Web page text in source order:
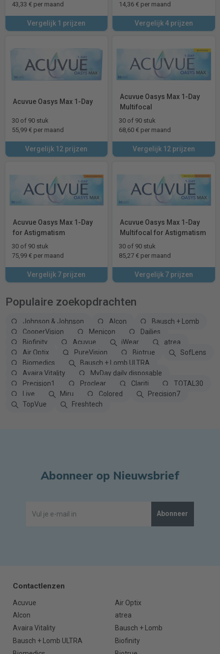
43,33 € per maand
Vergelijk 1 prijzen
14,36 € per maand
Vergelijk 4 prijzen
Acuvue Oasys Max 1-Day
30 of 90 stuk
55,99 € per maand
Vergelijk 12 prijzen
Acuvue Oasys Max 1-Day
Multifocal
30 of 90 stuk
68,60 € per maand
Vergelijk 12 prijzen
Acuvue Oasys Max 1-Day
for Astigmatism
30 of 90 stuk
75,99 € per maand
Vergelijk 7 prijzen
Acuvue Oasys Max 1-Day
Multifocal for Astigmatism
30 of 90 stuk
85,27 € per maand
Vergelijk 7 prijzen
Populaire zoekopdrachten
Johnson & Johnson Alcon
Bausch + Lomb
CooperVision
Menicon
Dailies
Biofinity
Acuvue iWear
atrea
Air Optix
PureVision Biotrue
SofLens
Biomedics
Bausch + Lomb ULTRA
Avaira Vitality
MyDay daily disposable
Precision1
Proclear Clariti
TOTAL30
Live
Miru Colored
Precision7
TopVue
Freshtech
Abonneer op Nieuwsbrief
Abonneer
Contactlenzen
Acuvue
Air Optix
Alcon
atrea
Avaira Vitality
Bausch + Lomb
Bausch + Lomb ULTRA
Biofinity